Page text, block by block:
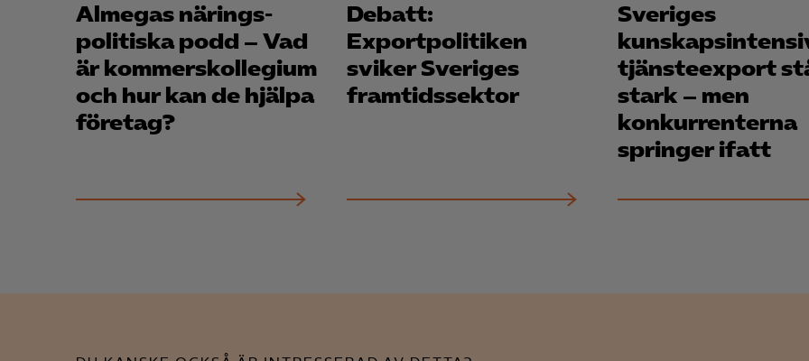
Almegas närings­
politiska podd – Vad
är kommerskollegium
och hur kan de hjälpa
företag?
Debatt:
Exportpolitiken
sviker Sveriges
framtidssektor
Sveriges
tjänsteexport
stark – men
konkurrenterna
springer ifatt